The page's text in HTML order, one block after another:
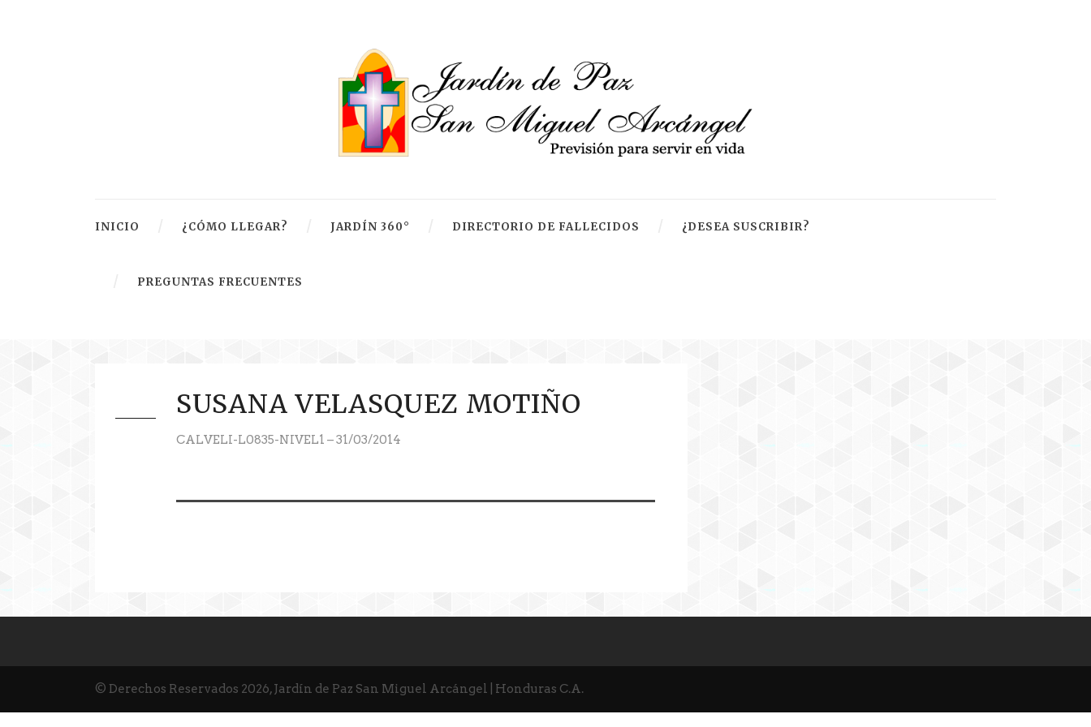
INICIO ¿CÓMO LLEGAR? JARDÍN 360° DIRECTORIO DE FALLECIDOS ¿DESEA SUSCRIBIR?
PREGUNTAS FRECUENTES
SUSANA VELASQUEZ MOTIÑO
CALVELI-L0835-NIVEL1 – 31/03/2014
© Derechos Reservados 2026, Jardín de Paz San Miguel Arcángel | Honduras C.A.